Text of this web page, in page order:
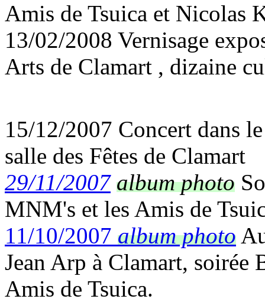
Amis de Tsuica et Nicolas
13/02/2008 Vernisage
Arts de Clamart , dizaine
15/12/2007 Concert dans
salle des Fêtes de Clamart
29/11/2007 album photo
MNM's et les Amis de
11/10/2007 album photo
Jean Arp à Clamart, soirée
Amis de Tsuica.